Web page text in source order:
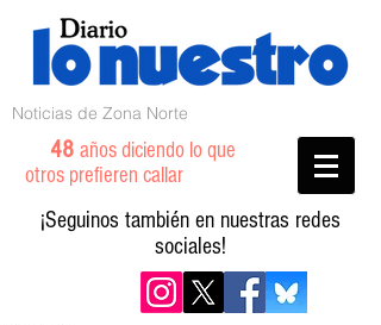
Noticias de Zona Norte
48 años diciendo lo que
otros prefieren callar
¡Seguinos también en nuestras redes
sociales!